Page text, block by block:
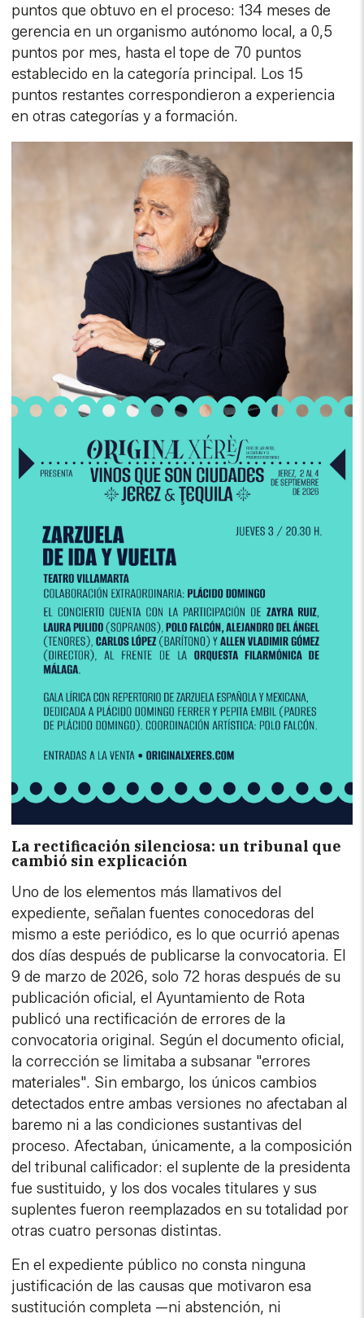
puntos que obtuvo en el proceso: 134 meses de
gerencia en un organismo autónomo local, a 0,5
puntos por mes, hasta el tope de 70 puntos
establecido en la categoría principal. Los 15
puntos restantes correspondieron a experiencia
en otras categorías y a formación.
La rectificación silenciosa: un tribunal que
cambió sin explicación
Uno de los elementos más llamativos del
expediente, señalan fuentes conocedoras del
mismo a este periódico, es lo que ocurrió apenas
dos días después de publicarse la convocatoria. El
9 de marzo de 2026, solo 72 horas después de su
publicación oficial, el Ayuntamiento de Rota
publicó una rectificación de errores de la
convocatoria original. Según el documento oficial,
la corrección se limitaba a subsanar "errores
materiales". Sin embargo, los únicos cambios
detectados entre ambas versiones no afectaban al
baremo ni a las condiciones sustantivas del
proceso. Afectaban, únicamente, a la composición
del tribunal calificador: el suplente de la presidenta
fue sustituido, y los dos vocales titulares y sus
suplentes fueron reemplazados en su totalidad por
otras cuatro personas distintas.
En el expediente público no consta ninguna
justificación de las causas que motivaron esa
sustitución completa —ni abstención, ni